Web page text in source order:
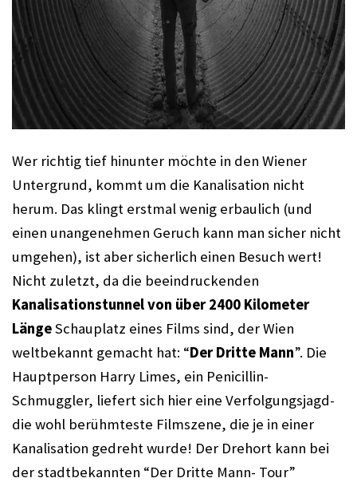
Wer richtig tief hinunter möchte in den Wiener
Untergrund, kommt um die Kanalisation nicht
herum. Das klingt erstmal wenig erbaulich (und
einen unangenehmen Geruch kann man sicher nicht
umgehen), ist aber sicherlich einen Besuch wert!
Kanalisationstunnel von über 2400 Kilometer
Länge Schauplatz eines Films sind, der Wien
weltbekannt gemacht hat: “Der Dritte Mann”. Die
Hauptperson Harry Limes, ein Penicillin-
Schmuggler, liefert sich hier eine Verfolgungsjagd-
die wohl berühmteste Filmszene, die je in einer
Kanalisation gedreht wurde! Der Drehort kann bei
der stadtbekannten “Der Dritte Mann- Tour”